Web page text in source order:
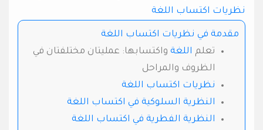
نظريات اكتساب اللغة
مقدمة في نظريات اكتساب اللغة
تعلم اللغة واكتسابها: عمليتان مختلفتان في
الظروف والمراحل
نظريات اكتساب اللغة
النظرية السلوكية في اكتساب اللغة
النظرية الفطرية في اكتساب اللغة